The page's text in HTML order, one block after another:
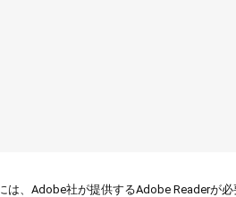
、Adobe社が提供するAdobe Readerが必